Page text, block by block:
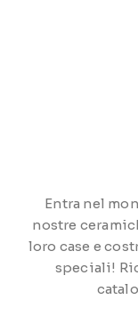
Entra nel
nostre
loro case e
speciali!